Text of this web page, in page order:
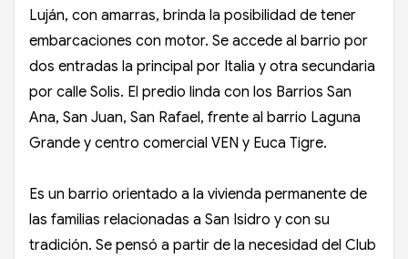
Luján, con amarras, brinda la posibilidad de tener
embarcaciones con motor. Se accede al barrio por
dos entradas la principal por Italia y otra secundaria
por calle Solis. El predio linda con los Barrios San
Ana, San Juan, San Rafael, frente al barrio Laguna
Grande y centro comercial VEN y Euca Tigre.
Es un barrio orientado a la vivienda permanente de
las familias relacionadas a San Isidro y con su
tradición. Se pensó a partir de la necesidad del Club